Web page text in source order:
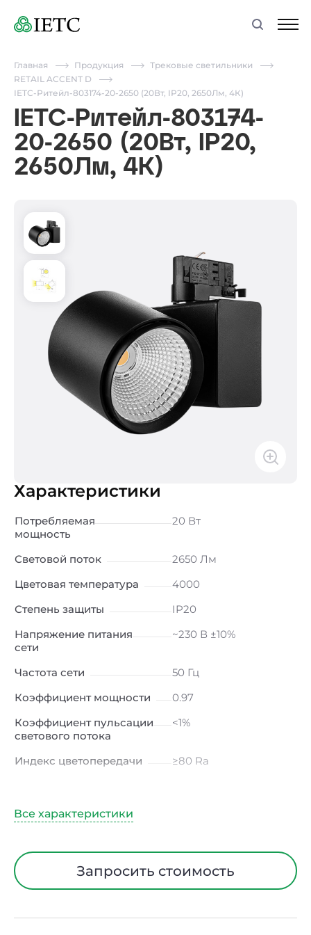
Главная Продукция
Трековые светильники
RETAIL ACCENT D
IETC-Ритейл-803174-20-2650 (20Вт, IP20, 2650Лм, 4К)
IETC-Ритейл-803174-
20-2650 (20Вт, IP20,
2650Лм, 4К)
Характеристики
Потребляемая
мощность
20 Вт
Световой поток
2650 Лм
Цветовая температура
4000
Степень защиты
IP20
Напряжение питания
сети
~230 В ±10%
Частота сети
50 Гц
Коэффициент мощности
0.97
Коэффициент пульсации
светового потока
<1%
Индекс цветопередачи
≥80 Ra
исполнение
Диапазон рабочих
температур
от +5 до +40 ℃
Запросить стоимость